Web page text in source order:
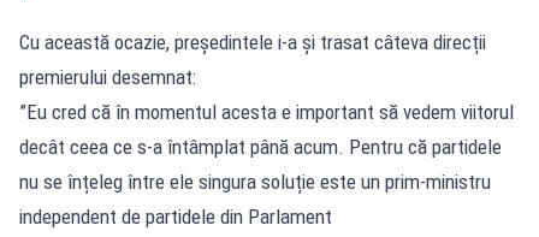
Cu această ocazie, președintele i-a și trasat câteva direcții
premierului desemnat:
”Eu cred că în momentul acesta e important să vedem viitorul
decât ceea ce s-a întâmplat până acum. Pentru că partidele
nu se înțeleg între ele singura soluție este un prim-ministru
independent de partidele din Parlament